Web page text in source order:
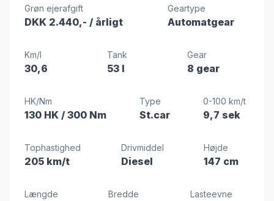
Grøn ejerafgift
DKK 2.440,- / årligt
Geartype
Automatgear
Km/l
30,6
Tank
53 l
Gear
8 gear
HK/Nm
130 HK / 300 Nm
Type
St.car
0-100 km/t
9,7 sek
Tophastighed
205 km/t
Drivmiddel
Diesel
Højde
147 cm
Længde Bredde Lasteevne